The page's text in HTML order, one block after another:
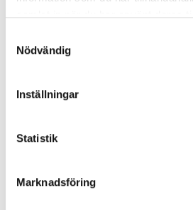
Nödvändig
Inställningar
Statistik
Marknadsföring
NCC:s uppförandekod för våra